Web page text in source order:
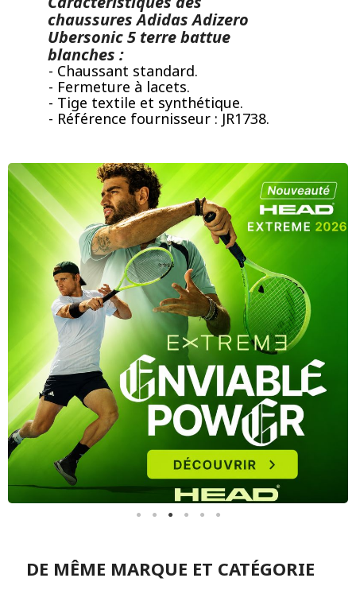
chaussures Adidas Adizero
Ubersonic 5 terre battue
blanches :
- Chaussant standard.
- Fermeture à lacets.
- Tige textile et synthétique.
- Référence fournisseur : JR1738.
DE MÊME MARQUE ET CATÉGORIE